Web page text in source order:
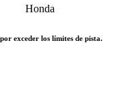
Honda
exceder los límites de pista.